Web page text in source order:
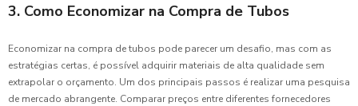
3. Como Economizar na Compra de Tubos
Economizar na compra de tubos pode parecer um desafio, mas com as
estratégias certas, é possível adquirir materiais de alta qualidade sem
extrapolar o orçamento. Um dos principais passos é realizar uma pesquisa
de mercado abrangente. Comparar preços entre diferentes fornecedores